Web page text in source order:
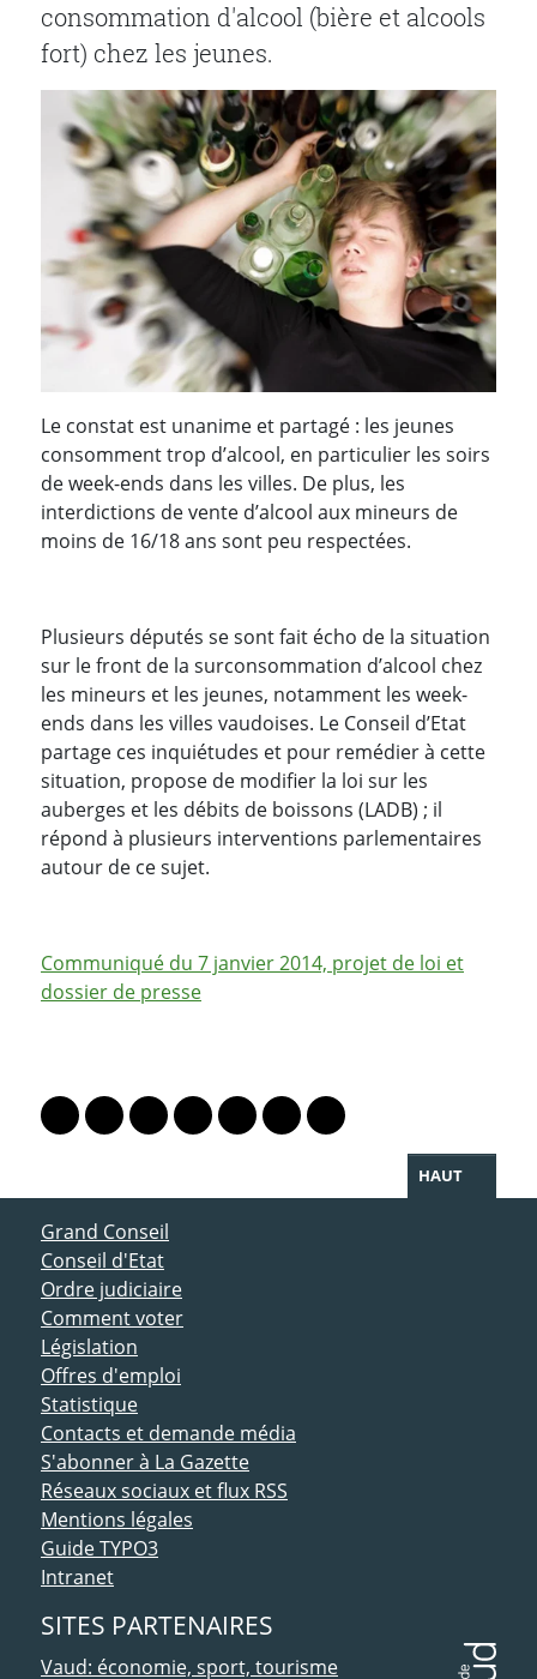
consommation d'alcool (bière et alcools
fort) chez les jeunes.
Le constat est unanime et partagé : les jeunes
consomment trop d’alcool, en particulier les soirs
de week-ends dans les villes. De plus, les
interdictions de vente d’alcool aux mineurs de
moins de 16/18 ans sont peu respectées.
Plusieurs députés se sont fait écho de la situation
sur le front de la surconsommation d’alcool chez
les mineurs et les jeunes, notamment les week-
ends dans les villes vaudoises. Le Conseil d’Etat
partage ces inquiétudes et pour remédier à cette
situation, propose de modifier la loi sur les
auberges et les débits de boissons (LADB) ; il
répond à plusieurs interventions parlementaires
autour de ce sujet.
Communiqué du 7 janvier 2014, projet de loi et
dossier de presse
Lien vers le profil Mastodon
Lien vers le profil Bluesky
Lien vers le profil Instagram
Lien vers le profil Linkedin
Lien vers le profil Facebook
Lien vers le profil Twitter
Partager par WhatsApp
HAUT
ACCÈS DIRECT
Grand Conseil
Conseil d'Etat
Ordre judiciaire
Comment voter
Législation
Offres d'emploi
Statistique
Contacts et demande média
S'abonner à La Gazette
Réseaux sociaux et flux RSS
Mentions légales
Guide TYPO3
Intranet
SITES PARTENAIRES
Vaud: économie, sport, tourisme